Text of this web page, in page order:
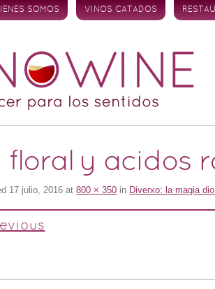
SOMOS VINOS CATADOS
floral y acidos
17 julio, 2016 at800 × 350 in Diverxo: la magia